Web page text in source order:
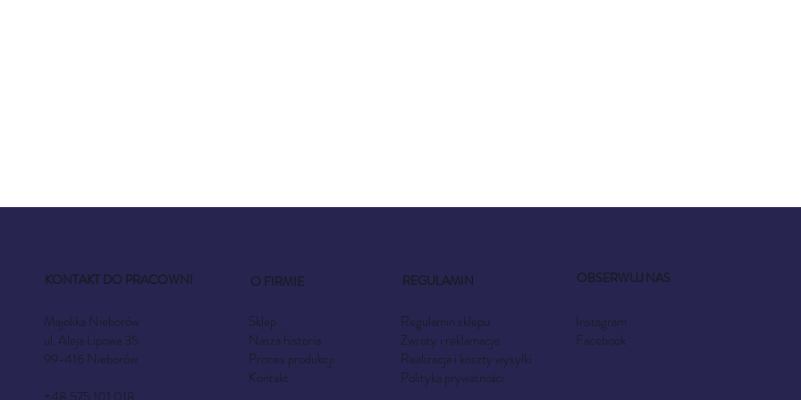
KONTAKT DO PRACOWNI
Majolika Nieborów
ul. Aleja Lipowa 35
99-416 Nieborów
OBSERWUJ NAS
Instagram
Facebook
REGULAMIN
Regulamin sklepu
Zwroty i reklamacje
Realizacja i koszty wysyłki
Polityka prywatności
Sklep
Nasza historia
Proces produkcji
Kontakt
O FIRMIE